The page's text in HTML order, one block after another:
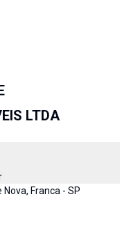
LTDA
Franca - SP